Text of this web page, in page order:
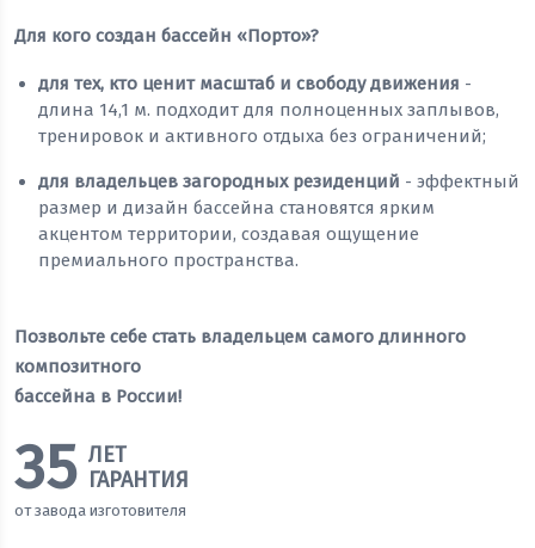
Для кого создан бассейн «Порто»?
для тех, кто ценит масштаб и свободу движения -
длина 14,1 м. подходит для полноценных заплывов,
тренировок и активного отдыха без ограничений;
для владельцев загородных резиденций - эффектный
размер и дизайн бассейна становятся ярким
акцентом территории, создавая ощущение
премиального пространства.
Позвольте себе стать владельцем самого длинного
композитного
бассейна в России!
35 ЛЕТ
ГАРАНТИЯ
от завода изготовителя